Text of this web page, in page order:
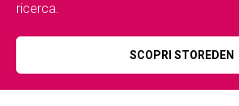
ricerca.
SCOPRI STOREDEN